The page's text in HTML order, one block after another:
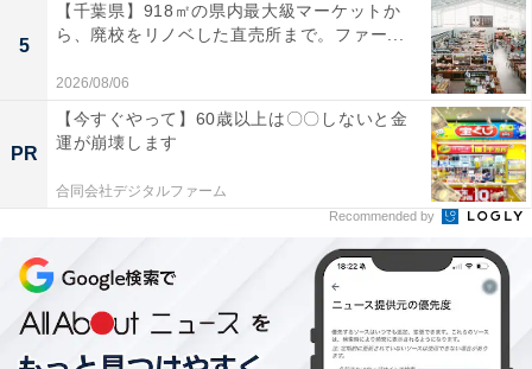
pH9.0のアルカリ性温泉はとろっとしていてお肌が
つるつるになりました。地元の自然石を使った露天
風呂はとても風情があり、大自然の中でゆったりと
入浴できました。
温泉のあとに温水プールにも入れて、一度の入館料
でとてもお得に楽しめます。フィットネスやグラウ
ンドゴルフもあり、体を動かしてから温泉で癒され
るのが最高のコースです。
5
【千葉県】918㎡の県内最大級マーケットか
ら、廃校をリノベした直売所まで。ファー...
2026/08/06
PR
【今すぐやって】60歳以上は〇〇しないと金
運が崩壊します
合同会社デジタルファーム
Recommended by